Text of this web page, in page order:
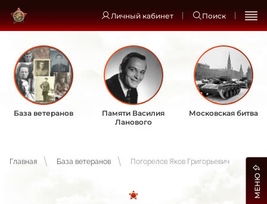
Личный кабинет Поиск
База ветеранов
Памяти Василия
Ланового
Московская битва
Главная База ветеранов Погорелов Яков Григорьевич
МЕНЮ